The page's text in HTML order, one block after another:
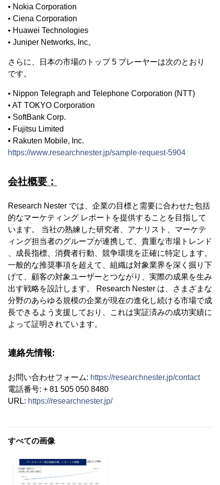
• Nokia Corporation
• Ciena Corporation
• Huawei Technologies
• Juniper Networks, Inc。
さらに、日本の市場のトップ 5 プレーヤーは次のとおり
です。
• Nippon Telegraph and Telephone Corporation (NTT)
• AT TOKYO Corporation
• SoftBank Corp.
• Fujitsu Limited
• Rakuten Mobile, Inc.
https://www.researchnester.jp/sample-request-5904
会社概要：
Research Nester では、企業の目標と需要に合わせた包括
的なマーケティング レポートを提供することを目指して
います。 当社の熟練した研究者、アナリスト、マーケテ
ィング担当者のグループが連携して、貴重な市場トレンド
、成長指標、消費者行動、競争環境を正確に特定します。
一般的な推奨事項を超えて、組織は対象業界を深く掘り下
げて、顧客の対象ユーザーとつながり、実際の成果を生み
出す戦略を設計します。 Research Nester は、さまざまな
分野のあらゆる規模の企業が現在の進化し続ける市場で成
長できるよう支援しており、これは実証済みの成功実績に
よって証明されています。
連絡先情報:
お問い合わせフォーム: https://researchnester.jp/contact
電話番号: + 81 505 050 8480
URL: https://researchnester.jp/
すべての画像